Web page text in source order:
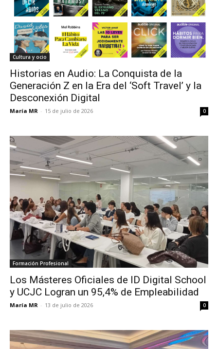
Cultura y ocio
Historias en Audio: La Conquista de la
Generación Z en la Era del ‘Soft Travel’ y la
Desconexión Digital
María MR - 15 de julio de 2026 0
Formación Profesional
Los Másteres Oficiales de ID Digital School
y UCJC Logran un 95,4% de Empleabilidad
María MR - 13 de julio de 2026 0